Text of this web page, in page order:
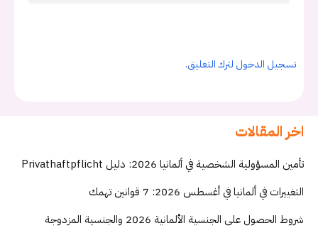
تسجيل الدخول لترك التعليق.
اخر المقالات
تأمين المسؤولية الشخصية في ألمانيا 2026: دليل Privathaftpflicht
التغييرات في ألمانيا في أغسطس 2026: 7 قوانين تهمك
شروط الحصول على الجنسية الألمانية 2026 والجنسية المزدوجة